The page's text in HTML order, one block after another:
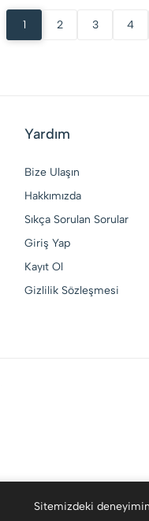
1 2 3 4
Yardım
Bize Ulaşın
Hakkımızda
Sıkça Sorulan Sorular
Giriş Yap
Kayıt Ol
Gizlilik Sözleşmesi
Sitemizdeki